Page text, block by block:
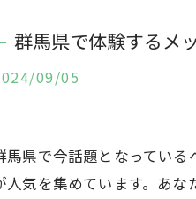
群馬県で体験するメ
09/05
馬県で今話題となってい
人気を集めています。あ